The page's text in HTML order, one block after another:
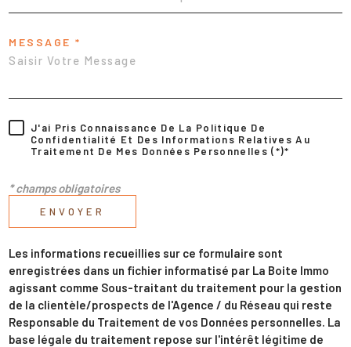
MESSAGE *
J'ai Pris Connaissance De La Politique De
Confidentialité Et Des Informations Relatives Au
Traitement De Mes Données Personnelles (*)*
* champs obligatoires
ENVOYER
Les informations recueillies sur ce formulaire sont
enregistrées dans un fichier informatisé par La Boite Immo
agissant comme Sous-traitant du traitement pour la gestion
de la clientèle/prospects de l'Agence / du Réseau qui reste
Responsable du Traitement de vos Données personnelles. La
base légale du traitement repose sur l'intérêt légitime de